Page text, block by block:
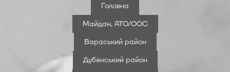
Головна
Майдан, АТО/ООС
Вараський район
Дубенський район